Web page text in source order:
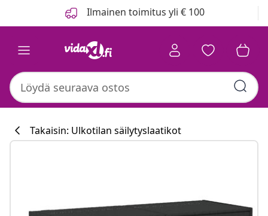
Ilmainen toimitus yli € 100
Takaisin: Ulkotilan säilytyslaatikot